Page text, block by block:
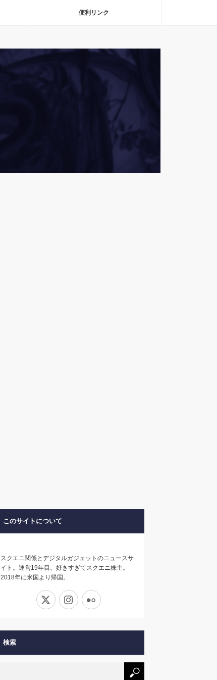
便利リンク
このサイトについて
スクエニ関係とデジタルガジェットのニュースサ
イト。運営19年目。好きすぎてスクエニ株主。
2018年に米国より帰国。
Instagram
検索